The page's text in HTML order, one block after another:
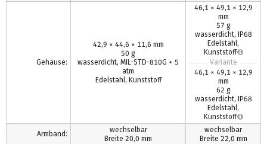
Gehäuse:
42,9 × 44,6 × 11,6 mm
50 g
wasserdicht, MIL-STD-810G + 5
atm
Edelstahl, Kunststoff
46,1 × 49,1 × 12,9
mm
57 g
wasserdicht, IP68
Edelstahl,
Kunststoff
Variante
46,1 × 49,1 × 12,9
mm
62 g
wasserdicht, IP68
Edelstahl,
Kunststoff
Armband:
wechselbar
Breite 20,0 mm
wechselbar
Breite 22,0 mm